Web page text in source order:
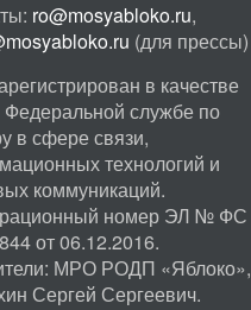
ro@mosyabloko.ru,
(для прессы)
в качестве
службе по
в сфере связи,
технологий и
коммуникаций.
номер ЭЛ № ФС
от 06.12.2016.
МРО РОДП «Яблоко»,
Сергей Сергеевич.